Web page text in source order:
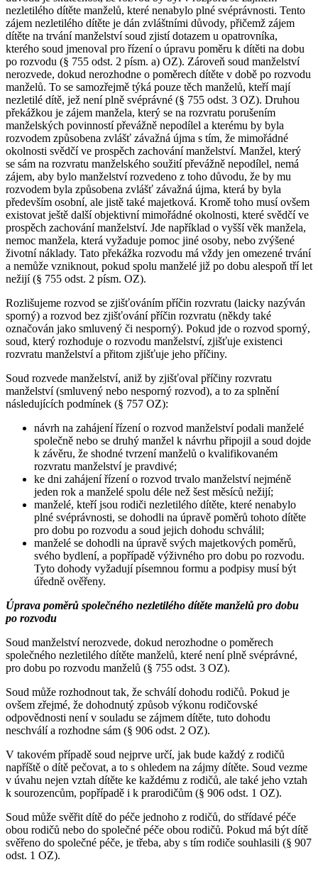
nezletilého dítěte manželů, které nenabylo plné svéprávnosti. Tento
zájem nezletilého dítěte je dán zvláštními důvody, přičemž zájem
dítěte na trvání manželství soud zjistí dotazem u opatrovníka,
kterého soud jmenoval pro řízení o úpravu poměru k dítěti na dobu
po rozvodu (§ 755 odst. 2 písm. a) OZ). Zároveň soud manželství
nerozvede, dokud nerozhodne o poměrech dítěte v době po rozvodu
manželů. To se samozřejmě týká pouze těch manželů, kteří mají
nezletilé dítě, jež není plně svéprávné (§ 755 odst. 3 OZ). Druhou
překážkou je zájem manžela, který se na rozvratu porušením
manželských povinností převážně nepodílel a kterému by byla
rozvodem způsobena zvlášť závažná újma s tím, že mimořádné
okolnosti svědčí ve prospěch zachování manželství. Manžel, který
se sám na rozvratu manželského soužití převážně nepodílel, nemá
zájem, aby bylo manželství rozvedeno z toho důvodu, že by mu
rozvodem byla způsobena zvlášť závažná újma, která by byla
především osobní, ale jistě také majetková. Kromě toho musí ovšem
existovat ještě další objektivní mimořádné okolnosti, které svědčí ve
prospěch zachování manželství. Jde například o vyšší věk manžela,
nemoc manžela, která vyžaduje pomoc jiné osoby, nebo zvýšené
životní náklady. Tato překážka rozvodu má vždy jen omezené trvání
a nemůže vzniknout, pokud spolu manželé již po dobu alespoň tří let
nežijí (§ 755 odst. 2 písm. OZ).
Rozlišujeme rozvod se zjišťováním příčin rozvratu (laicky nazýván
sporný) a rozvod bez zjišťování příčin rozvratu (někdy také
označován jako smluvený či nesporný). Pokud jde o rozvod sporný,
soud, který rozhoduje o rozvodu manželství, zjišťuje existenci
rozvratu manželství a přitom zjišťuje jeho příčiny.
Soud rozvede manželství, aniž by zjišťoval příčiny rozvratu
manželství (smluvený nebo nesporný rozvod), a to za splnění
následujících podmínek (§ 757 OZ):
návrh na zahájení řízení o rozvod manželství podali manželé
společně nebo se druhý manžel k návrhu připojil a soud dojde
k závěru, že shodné tvrzení manželů o kvalifikovaném
rozvratu manželství je pravdivé;
ke dni zahájení řízení o rozvod trvalo manželství nejméně
jeden rok a manželé spolu déle než šest měsíců nežijí;
manželé, kteří jsou rodiči nezletilého dítěte, které nenabylo
plné svéprávnosti, se dohodli na úpravě poměrů tohoto dítěte
pro dobu po rozvodu a soud jejich dohodu schválil;
manželé se dohodli na úpravě svých majetkových poměrů,
svého bydlení, a popřípadě výživného pro dobu po rozvodu.
Tyto dohody vyžadují písemnou formu a podpisy musí být
úředně ověřeny.
Úprava poměrů společného nezletilého dítěte manželů pro dobu
po rozvodu
Soud manželství nerozvede, dokud nerozhodne o poměrech
společného nezletilého dítěte manželů, které není plně svéprávné,
pro dobu po rozvodu manželů (§ 755 odst. 3 OZ).
Soud může rozhodnout tak, že schválí dohodu rodičů. Pokud je
ovšem zřejmé, že dohodnutý způsob výkonu rodičovské
odpovědnosti není v souladu se zájmem dítěte, tuto dohodu
neschválí a rozhodne sám (§ 906 odst. 2 OZ).
V takovém případě soud nejprve určí, jak bude každý z rodičů
napříště o dítě pečovat, a to s ohledem na zájmy dítěte. Soud vezme
v úvahu nejen vztah dítěte ke každému z rodičů, ale také jeho vztah
k sourozencům, popřípadě i k prarodičům (§ 906 odst. 1 OZ).
Soud může svěřit dítě do péče jednoho z rodičů, do střídavé péče
obou rodičů nebo do společné péče obou rodičů. Pokud má být dítě
svěřeno do společné péče, je třeba, aby s tím rodiče souhlasili (§ 907
odst. 1 OZ).